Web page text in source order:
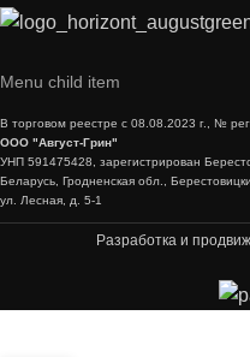
Menu child item
В торговом реестре с 08.08.2023 г., №
ООО "Август-Грин"
УНП 591475428, зарегистрирован
Беларусь, Гродненская обл.,
ул. Лесная, д. 5-1
Разработка и